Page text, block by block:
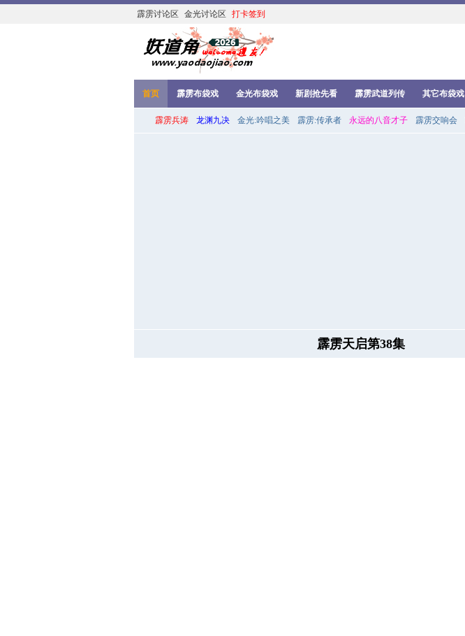
霹雳讨论区 金光讨论区 打卡签到
首页 霹雳布袋戏 金光布袋戏 新剧抢先看 霹雳武道列传 其它布袋戏
霹雳兵涛 龙渊九决 金光:吟唱之美 霹雳:传承者 永远的八音才子 霹雳交响会
霹雳天启第38集